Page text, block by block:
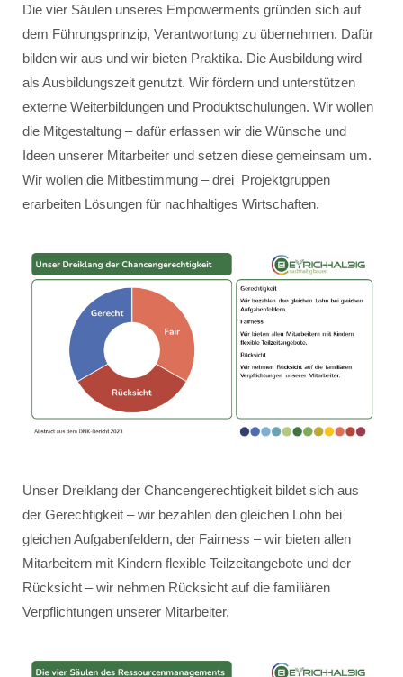
Die vier Säulen unseres Empowerments gründen sich auf
dem Führungsprinzip, Verantwortung zu übernehmen. Dafür
bilden wir aus und wir bieten Praktika. Die Ausbildung wird
als Ausbildungszeit genutzt. Wir fördern und unterstützen
externe Weiterbildungen und Produktschulungen. Wir wollen
die Mitgestaltung – dafür erfassen wir die Wünsche und
Ideen unserer Mitarbeiter und setzen diese gemeinsam um.
Wir wollen die Mitbestimmung – drei Projektgruppen
erarbeiten Lösungen für nachhaltiges Wirtschaften.
Unser Dreiklang der Chancengerechtigkeit bildet sich aus
der Gerechtigkeit – wir bezahlen den gleichen Lohn bei
gleichen Aufgabenfeldern, der Fairness – wir bieten allen
Mitarbeitern mit Kindern flexible Teilzeitangebote und der
Rücksicht – wir nehmen Rücksicht auf die familiären
Verpflichtungen unserer Mitarbeiter.